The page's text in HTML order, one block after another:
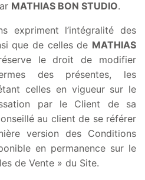
MATHIAS BON STUDIO.
expriment l’intégralité des
que de celles de MATHIAS
le droit de modifier
des présentes, les
celles en vigueur sur le
par le Client de sa
au client de se référer
version des Conditions
en permanence sur le
de Vente » du Site.